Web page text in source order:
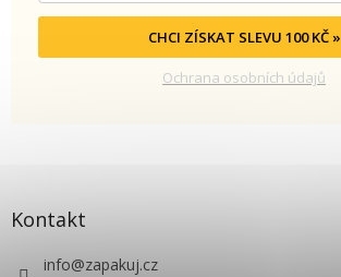
CHCI ZÍSKAT SLEVU 100 KČ »
Ochrana osobních údajů
Kontakt
info@zapakuj.cz